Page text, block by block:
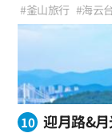
因沉积导致与陆
#釜山旅行 #海云
#海云台冬柏岛 #
10 迎月路&